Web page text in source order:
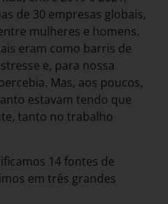
de 30 empresas globais,
mulheres e homens.
eram como barris de
e, para nossa
Mas, aos poucos,
estavam tendo que
tanto no trabalho
14 fontes de
em três grandes